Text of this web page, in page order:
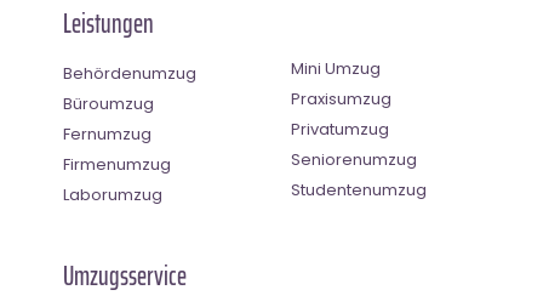
Leistungen
Behördenumzug
Büroumzug
Fernumzug
Firmenumzug
Laborumzug
Mini Umzug
Praxisumzug
Privatumzug
Seniorenumzug
Studentenumzug
Umzugsservice